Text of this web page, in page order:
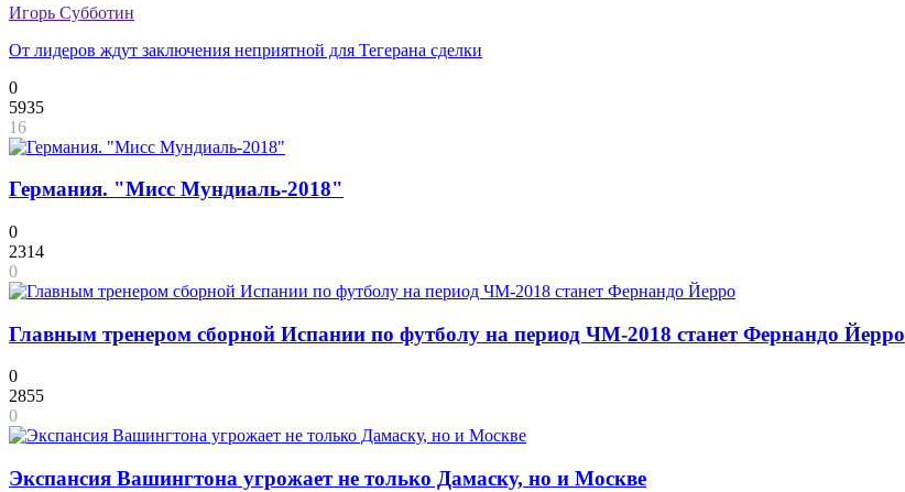
Игорь Субботин
От лидеров ждут заключения неприятной для Тегерана сделки
0
5935
16
Германия. "Мисс Мундиаль-2018"
0
2314
0
Главным тренером сборной Испании по футболу на период ЧМ-2018 станет Фернандо Йерро
0
2855
0
Экспансия Вашингтона угрожает не только Дамаску, но и Москве